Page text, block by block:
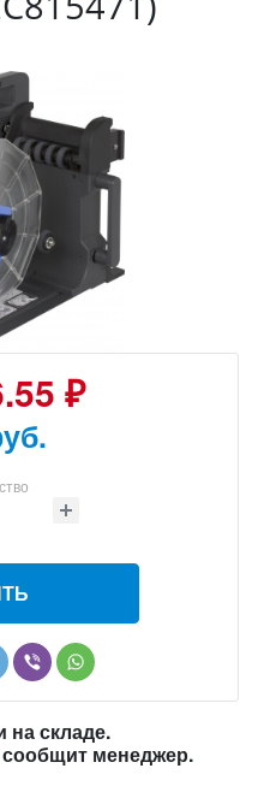
₽
на складе.
менеджер.